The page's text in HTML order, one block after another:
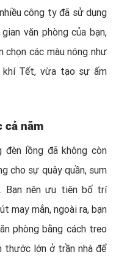
công ty đã sử dụng
văn phòng của bạn,
chọn các màu nóng như
khí Tết, vừa tạo sự ấm
cả năm
đèn lồng đã không còn
cho sự quây quần, sum
Bạn nên ưu tiên bố trí
may mắn, ngoài ra, bạn
phòng bằng cách treo
thước lớn ở trần nhà để